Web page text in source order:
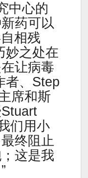
中心的
药可以
相残
妙之处在
让病毒
者、Step
席和斯
们用小
终阻止
这是我